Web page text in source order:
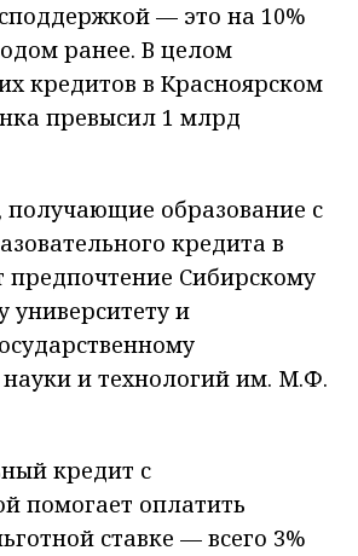
— это на 10%
ранее. В целом
кредитов в Красноярском
превысил 1 млрд
образование с
кредита в
предпочтение Сибирскому
университету и
науки и технологий им. М.Ф.
кредит с
помогает оплатить
ставке — всего 3%